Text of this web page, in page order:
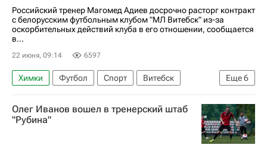
Российский тренер Магомед Адиев досрочно расторг контракт
с белорусским футбольным клубом "МЛ Витебск" из-за
оскорбительных действий клуба в его отношении, сообщается
в...
22 июня, 09:14 6597
Еще6
Химки Футбол Спорт
Витебск
Казахстан
Белоруссия
Магомед Адиев
Международная федерация футбола (ФИФА)
Олег Иванов вошел в тренерский штаб
"Рубина"